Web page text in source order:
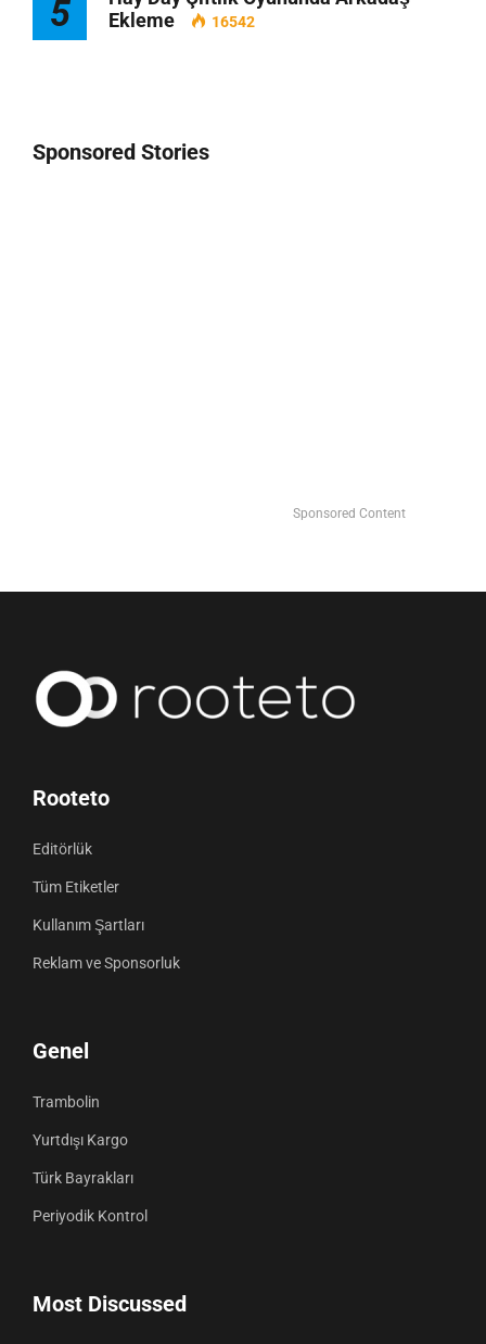
5
Ekleme
16542
Sponsored Stories
Sponsored Content
Rooteto
Editörlük
Tüm Etiketler
Kullanım Şartları
Reklam ve Sponsorluk
Genel
Trambolin
Yurtdışı Kargo
Türk Bayrakları
Periyodik Kontrol
Most Discussed